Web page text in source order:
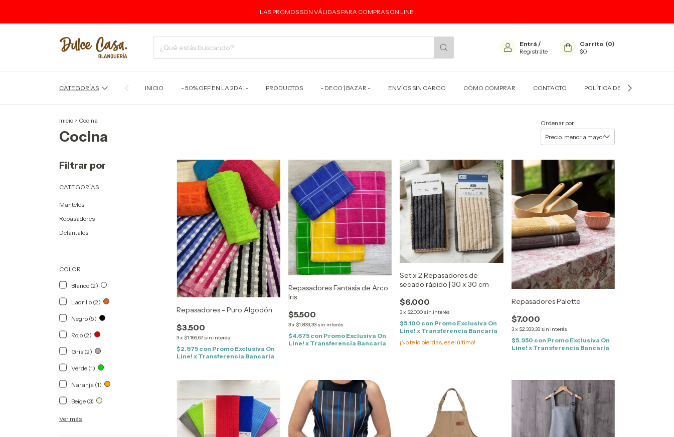
LAS PROMOS SON VÁLIDAS PARA COMPRAS ON LINE!
Entrá /
Registráte
Carrito (0)
$0
CATEGORÍAS INICIO - 50% OFF EN LA 2DA. - PRODUCTOS - DECO | BAZAR - ENVÍOS SIN CARGO CÓMO COMPRAR CONTACTO POLÍTICA DE CAMBIOS
Inicio > Cocina
Cocina
Ordenar por
Filtrar por
CATEGORÍAS
Manteles
Repasadores
Delantales
COLOR
Blanco (2)
Ladrillo (2)
Negro (5)
Rojo (2)
Gris (2)
Verde (1)
Naranja (1)
Beige (3)
Ver más
Repasadores - Puro Algodón
$3.500
3x $1.166,67 sin interés
$2.975 con Promo Exclusiva On
Line! x Transferencia Bancaria
Repasadores Fantasía de Arco
Iris
$5.500
3x $1.833,33 sin interés
$4.675 con Promo Exclusiva On
Line! x Transferencia Bancaria
Set x 2 Repasadores de
secado rápido | 30 x 30 cm
$6.000
3x $2.000 sin interés
$5.100 con Promo Exclusiva On
Line! x Transferencia Bancaria
¡No te lo pierdas, es el último!
Repasadores Palette
$7.000
3x $2.333,33 sin interés
$5.950 con Promo Exclusiva On
Line! x Transferencia Bancaria